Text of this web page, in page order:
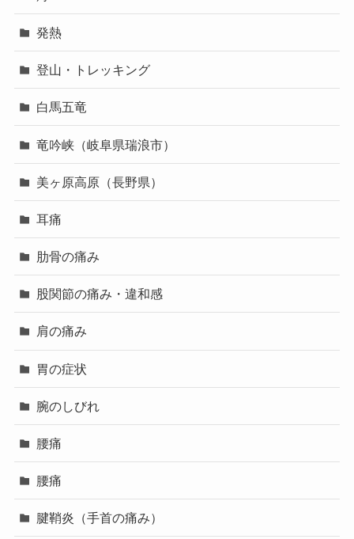
発熱
登山・トレッキング
白馬五竜
竜吟峡（岐阜県瑞浪市）
美ヶ原高原（長野県）
耳痛
肋骨の痛み
股関節の痛み・違和感
肩の痛み
胃の症状
腕のしびれ
腰痛
腰痛
腱鞘炎（手首の痛み）